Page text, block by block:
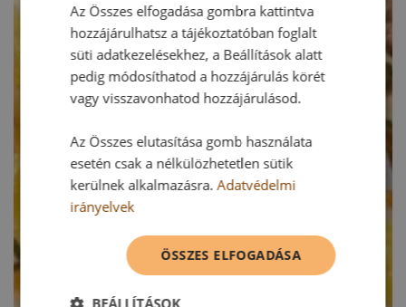
Az Összes elfogadása gombra kattintva
hozzájárulhatsz a tájékoztatóban foglalt
süti adatkezelésekhez, a Beállítások alatt
pedig módosíthatod a hozzájárulás körét
vagy visszavonhatod hozzájárulásod.
Az Összes elutasítása gomb használata
esetén csak a nélkülözhetetlen sütik
kerülnek alkalmazásra.Adatvédelmi
irányelvek
ÖSSZES ELFOGADÁSA
BEÁLLÍTÁSOK